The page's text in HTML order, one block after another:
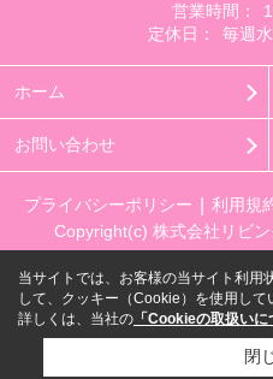
営業時間：
定休日：
毎週
ホーム
お問い合わせ
プライバシーポリシー 利用規
Copyright(c) 株式会社リビ
当サイトでは、お客様の当サイト利用
して、クッキー（Cookie）を使用して
詳しくは、当社の 「Cookieの取扱いに
閉